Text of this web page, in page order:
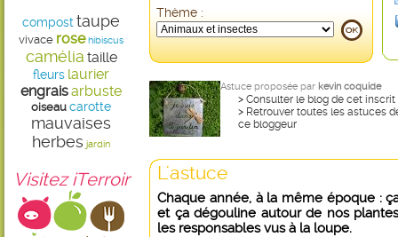
compost taupe
vivace rose hibiscus
camélia taille
fleurs laurier
engraisarbuste
oiseau carotte
mauvaises
herbes jardin
Visitez iTerroir
Thème :
Astuce proposée par kevin coquide
> Consulter le blog de cet inscrit
> Retrouver toutes les astuces
ce bloggeur
L'astuce
Chaque année, à la même époque :
et ça dégouline autour de nos
les responsables vus à la loupe.